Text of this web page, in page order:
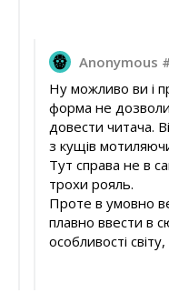
Anonymous
Ну можливо ви і
форма не
довести читача.
з кущів
Тут справа не в
трохи рояль.
Проте в умовно
плавно ввести в
особливості